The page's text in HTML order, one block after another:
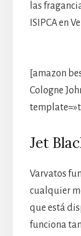
las
ISIPCA en
[amazon
Cologne
Jet
Varvatos
cualquier
que está
funciona